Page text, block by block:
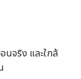
นจริง และใกล้